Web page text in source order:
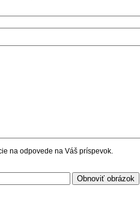
na odpovede na Váš príspevok.